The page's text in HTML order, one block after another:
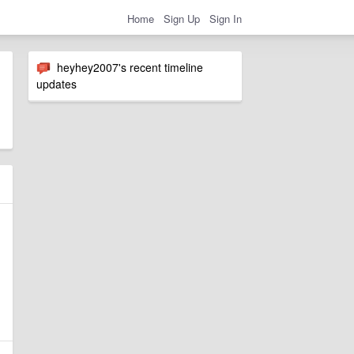
Home Sign Up Sign In
heyhey2007's recent timeline
updates